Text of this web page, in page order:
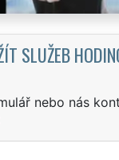
SLUŽEB
nebo nás